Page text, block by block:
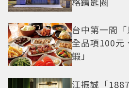
台中第一間
全品項100元
蝦」
江振誠「